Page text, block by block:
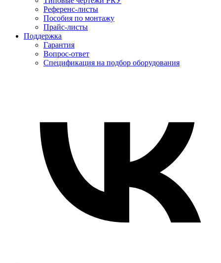
Референс-листы
Пособия по монтажу
Прайс-листы
Поддержка
Гарантия
Вопрос-ответ
Спецификация на подбор оборудования